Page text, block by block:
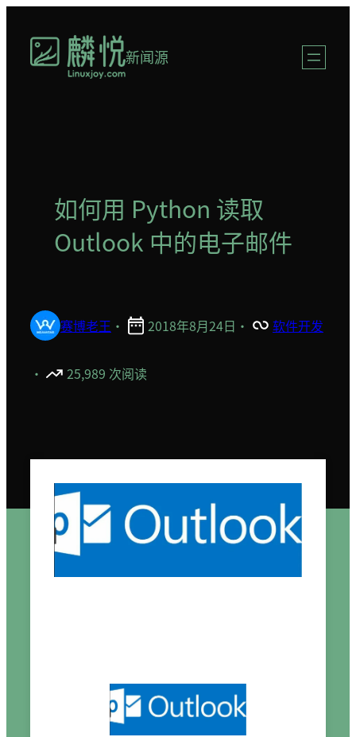
新闻源
如何用 Python 读取
Outlook 中的电子邮件
赛博老王 · 2018年8月24日 · 软件开发
· 25,989 次阅读